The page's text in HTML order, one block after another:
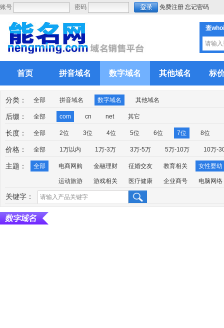
账号 密码 免费注册 忘记密码
查
首页 拼音域名 数字域名 其他域名 标
分类： 全部 拼音域名 数字域名 其他域名
后缀： 全部 com cn net 其它
长度： 全部 2位 3位 4位 5位 6位 7位 8位
价格： 全部 1万以内 1万-3万 3万-5万 5万-10万 10万-
主题： 全部 电商网购 金融理财 征婚交友 教育相关 女性婴幼
运动旅游 游戏相关 医疗健康 企业商号 电脑网络
关键字：